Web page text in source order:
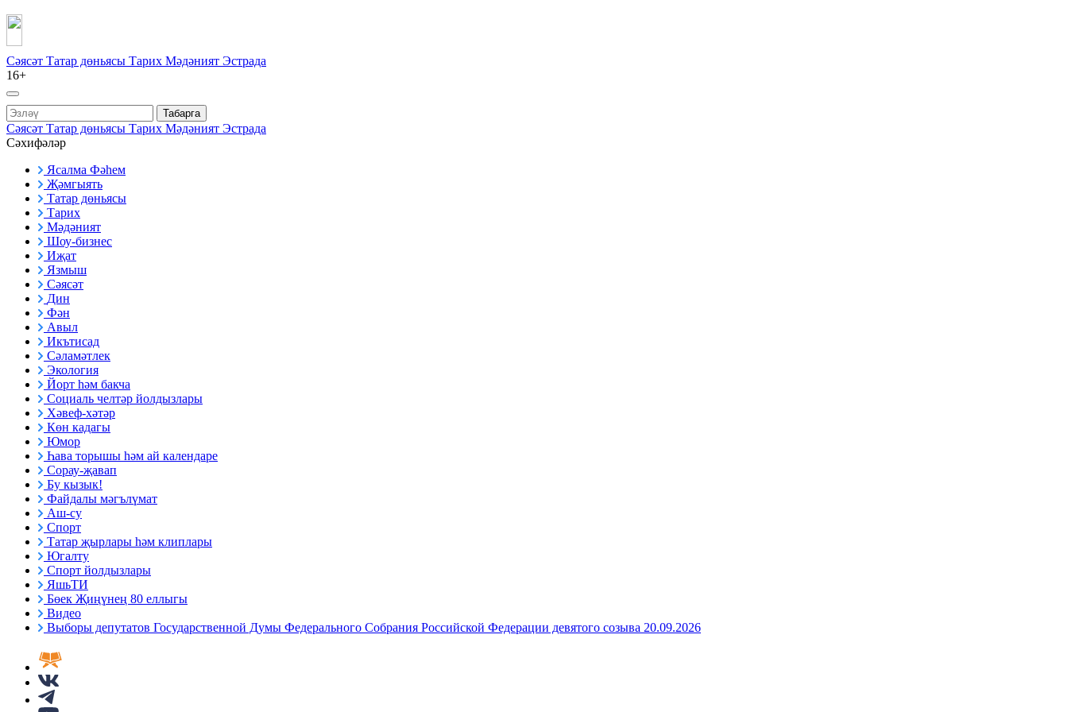
Сәясәт Татар дөньясы Тарих Мәдәният Эстрада
16+
Табарга
Сәясәт Татар дөньясы Тарих Мәдәният Эстрада
Сәхифәләр
Ясалма Фәһем
Җәмгыять
Татар дөньясы
Тарих
Мәдәният
Шоу-бизнес
Иҗат
Язмыш
Сәясәт
Дин
Фән
Авыл
Икътисад
Сәламәтлек
Экология
Йорт һәм бакча
Социаль челтәр йолдызлары
Хәвеф-хәтәр
Көн кадагы
Юмор
Һава торышы һәм ай календаре
Сорау-җавап
Бу кызык!
Файдалы мәгълүмат
Аш-су
Спорт
Татар җырлары һәм клиплары
Югалту
Спорт йолдызлары
ЯшьТИ
Бөек Җиңүнең 80 еллыгы
Видео
Выборы депутатов Государственной Думы Федерального Собрания Российской Федерации девятого созыва 20.09.2026